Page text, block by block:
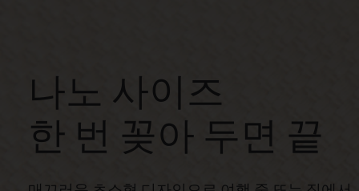
나노 사이즈
한 번 꽂아 두면 끝